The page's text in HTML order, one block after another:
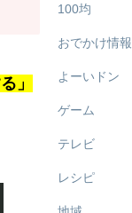
」
100均
おでかけ情報
よーいドン
ゲーム
テレビ
レシピ